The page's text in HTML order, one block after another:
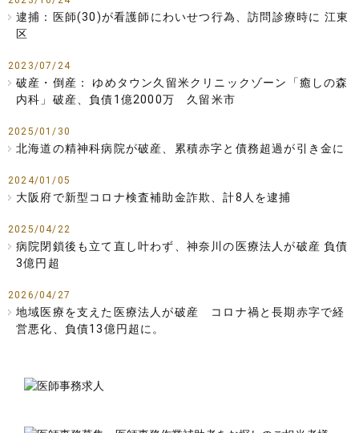
逮捕：医師(30)が看護師にわいせつ行為、訪問診療時に 江東
区
2023/07/24
破産・倒産： ゆめタウン久留米クリニックゾーン「癒しの森
内科」破産、負債1億2000万 久留米市
2025/01/30
北海道の精神科病院が破産、累積赤字と債務超過が引き金に
2024/01/05
大阪府で新型コロナ検査補助金詐欺、計8人を逮捕
2025/04/22
病院閉鎖後も立て直し叶わず、神奈川の医療法人が破産 負債
3億円超
2026/04/27
地域医療を支えた医療法人が破産 コロナ禍と長期赤字で経
営悪化、負債13億円超に。